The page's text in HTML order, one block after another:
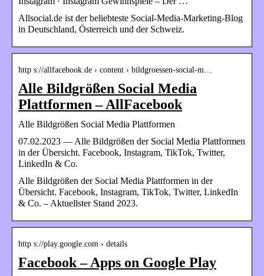
Allsocial.de ist der beliebteste Social-Media-Marketing-Blog
in Deutschland, Österreich und der Schweiz.
http s://allfacebook.de › content › bildgroessen-social-m…
Alle Bildgrößen Social Media
Plattformen – AllFacebook
Alle Bildgrößen Social Media Plattformen
07.02.2023 — Alle Bildgrößen der Social Media Plattformen
in der Übersicht. Facebook, Instagram, TikTok, Twitter,
LinkedIn & Co.
Alle Bildgrößen der Social Media Plattformen in der
Übersicht. Facebook, Instagram, TikTok, Twitter, LinkedIn
& Co. – Aktuellster Stand 2023.
http s://play.google.com › details
Facebook – Apps on Google Play